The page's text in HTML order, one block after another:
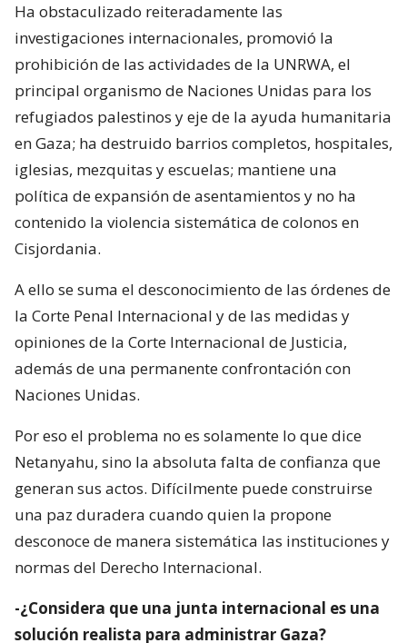
Ha obstaculizado reiteradamente las
investigaciones internacionales, promovió la
prohibición de las actividades de la UNRWA, el
principal organismo de Naciones Unidas para los
refugiados palestinos y eje de la ayuda humanitaria
en Gaza; ha destruido barrios completos, hospitales,
iglesias, mezquitas y escuelas; mantiene una
política de expansión de asentamientos y no ha
contenido la violencia sistemática de colonos en
Cisjordania.
A ello se suma el desconocimiento de las órdenes de
la Corte Penal Internacional y de las medidas y
opiniones de la Corte Internacional de Justicia,
además de una permanente confrontación con
Naciones Unidas.
Por eso el problema no es solamente lo que dice
Netanyahu, sino la absoluta falta de confianza que
generan sus actos. Difícilmente puede construirse
una paz duradera cuando quien la propone
desconoce de manera sistemática las instituciones y
normas del Derecho Internacional.
-¿Considera que una junta internacional es una
solución realista para administrar Gaza?